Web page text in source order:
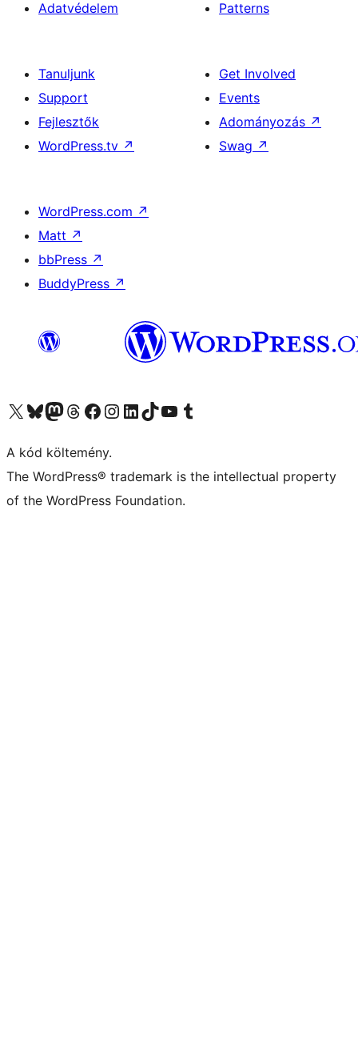
Adatvédelem
Patterns
Tanuljunk
Support
Fejlesztők
WordPress.tv ↗
Get Involved
Events
Adományozás ↗
Swag ↗
WordPress.com ↗
Matt ↗
bbPress ↗
BuddyPress ↗
Visit our X (formerly Twitter) account
Visit our Bluesky account
Twitter csatornánk
Visit our Threads account
Facebook oldalunk megtekintése
Visit our Instagram account
Visit our LinkedIn account
Visit our TikTok account
Visit our YouTube channel
Visit our Tumblr account
A kód költemény.
The WordPress® trademark is the intellectual property
of the WordPress Foundation.